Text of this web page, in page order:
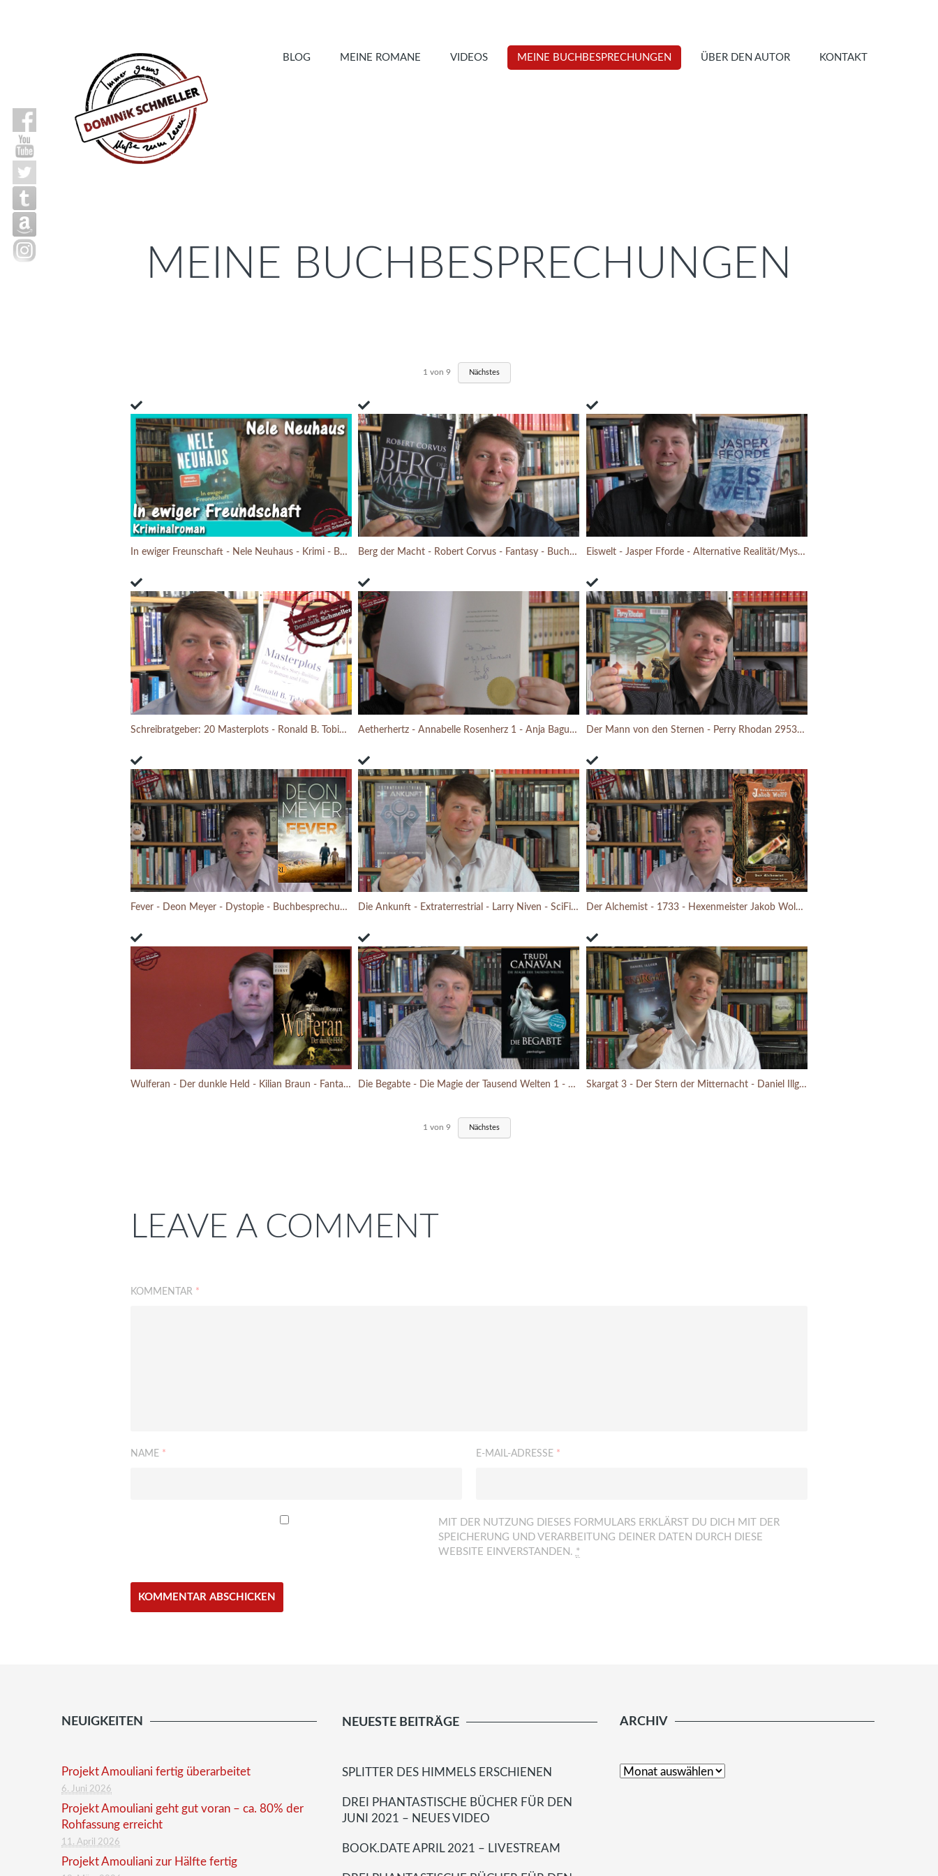
BLOG MEINE ROMANE VIDEOS MEINE BUCHBESPRECHUNGEN ÜBER DEN AUTOR KONTAKT
MEINE BUCHBESPRECHUNGEN
1 von 9 Nächstes
In ewiger Freunschaft - Nele Neuhaus - Krimi - Buchbesprechung (2026) Berg der Macht - Robert Corvus - Fantasy - Buchbesprechung (2019) Eiswelt - Jasper Fforde - Alternative Realität/Mystery/SciFi - Buchbesprechung (2019)
Schreibratgeber: 20 Masterplots - Ronald B. Tobias (2018) Aetherhertz - Annabelle Rosenherz 1 - Anja Bagus – AetherPunk - Buchbesprechung (2018) Der Mann von den Sternen - Perry Rhodan 2953 - Robert Corvus - Buchbesprechung (2018)
Fever - Deon Meyer - Dystopie - Buchbesprechung (2018) Die Ankunft - Extraterrestrial - Larry Niven - SciFi - Buchbesprechung (2018) Der Alchemist - 1733 - Hexenmeister Jakob Wolff - Lucian Caligo -Mysteryreihe Buchbesprechung (2018)
Wulferan - Der dunkle Held - Kilian Braun - Fantasy - Buchbesprechung (2017) Die Begabte - Die Magie der Tausend Welten 1 - Trudi Canavan - Fantasy - Buchbesprechung (2017) Skargat 3 - Der Stern der Mitternacht - Daniel Illger - Fantasy - Buchbesprechung (2017)
1 von 9 Nächstes
LEAVE A COMMENT
KOMMENTAR *
NAME * E-MAIL-ADRESSE *
MIT DER NUTZUNG DIESES FORMULARS ERKLÄRST DU DICH MIT DER
SPEICHERUNG UND VERARBEITUNG DEINER DATEN DURCH DIESE
WEBSITE EINVERSTANDEN. *
NEUIGKEITEN
Projekt Amouliani fertig überarbeitet
6. Juni 2026
Projekt Amouliani geht gut voran – ca. 80% der
Rohfassung erreicht
11. April 2026
Projekt Amouliani zur Hälfte fertig
NEUESTE BEITRÄGE
SPLITTER DES HIMMELS ERSCHIENEN
DREI PHANTASTISCHE BÜCHER FÜR DEN
JUNI 2021 – NEUES VIDEO
BOOK.DATE APRIL 2021 – LIVESTREAM
ARCHIV